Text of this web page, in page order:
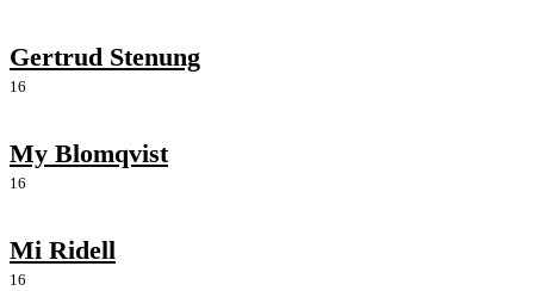
Gertrud Stenung
16
My Blomqvist
16
Mi Ridell
16